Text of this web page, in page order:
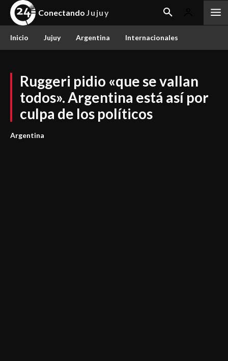
Conectando Jujuy
Inicio Jujuy Argentina Internacionales
Ruggeri pidio «que se vallan
todos». Argentina está así por
culpa de los políticos
Argentina